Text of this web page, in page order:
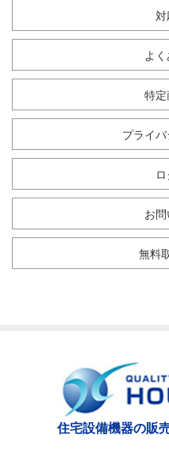
対
よく
特定
プライ
お
無料
住宅設備機器の販